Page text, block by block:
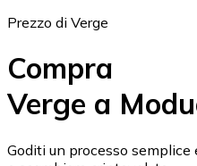
USD Coin
Prezzo di Verge
Compra
Verge a
Goditi un processo semplice